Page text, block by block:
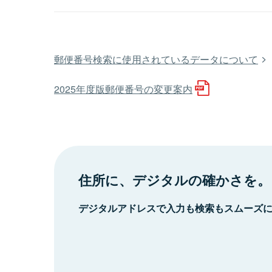
郵便番号検索に使用されているデータについて
2025年度版郵便番号の変更案内
住所に、デジタルの確かさを。
デジタルアドレスで入力も検索もスムーズ